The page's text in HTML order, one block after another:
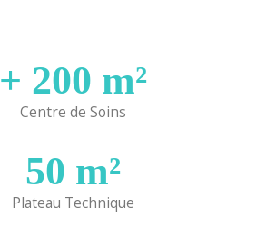
+ 200 m²
Centre de Soins
50 m²
Plateau Technique